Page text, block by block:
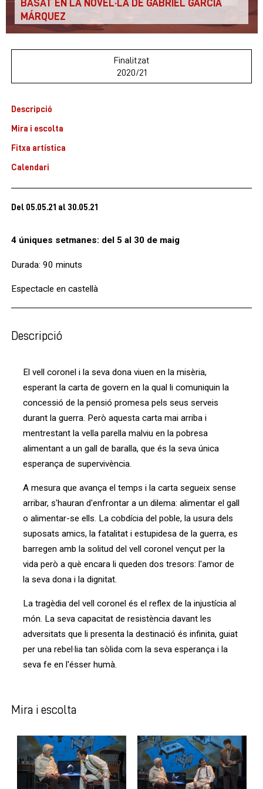
BASAT EN LA NOVEL·LA DE GABRIEL GARCÍA
MÁRQUEZ
Finalitzat
2020/21
Descripció
Mira i escolta
Fitxa artística
Calendari
Del 05.05.21 al 30.05.21
4 úniques setmanes: del 5 al 30 de maig
Durada: 90 minuts
Espectacle en castellà
Descripció
El vell coronel i la seva dona viuen en la misèria,
esperant la carta de govern en la qual li comuniquin la
concessió de la pensió promesa pels seus serveis
durant la guerra. Però aquesta carta mai arriba i
mentrestant la vella parella malviu en la pobresa
alimentant a un gall de baralla, que és la seva única
esperança de supervivència.
A mesura que avança el temps i la carta segueix sense
arribar, s'hauran d'enfrontar a un dilema: alimentar el gall
o alimentar-se ells. La cobdícia del poble, la usura dels
suposats amics, la fatalitat i estupidesa de la guerra, es
barregen amb la solitud del vell coronel vençut per la
vida però a què encara li queden dos tresors: l'amor de
la seva dona i la dignitat.
La tragèdia del vell coronel és el reflex de la injustícia al
món. La seva capacitat de resistència davant les
adversitats que li presenta la destinació és infinita, guiat
per una rebel·lia tan sòlida com la seva esperança i la
seva fe en l'ésser humà.
Mira i escolta